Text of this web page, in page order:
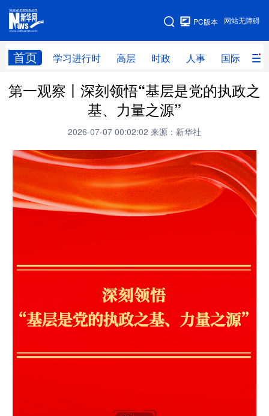
网站无障碍
PC版本
首页 学习进行时 高层 时政 人事 国际 财
网站地图
学习进行时 高层 时政 人事
财经 网评
科技 科创 量子 体育
文化 书画 健康 军事
视频 图片
食品 人居 信息化 数字经济
乡村振兴 银龄
城市 旅游 能源 会展
第一观察丨深刻领悟“基层是党的执政之
基、力量之源”
2026-07-07 00:02:02 来源：新华社